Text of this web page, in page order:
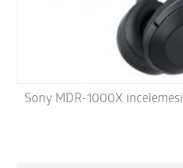
Sony MDR-1000X incelemesi